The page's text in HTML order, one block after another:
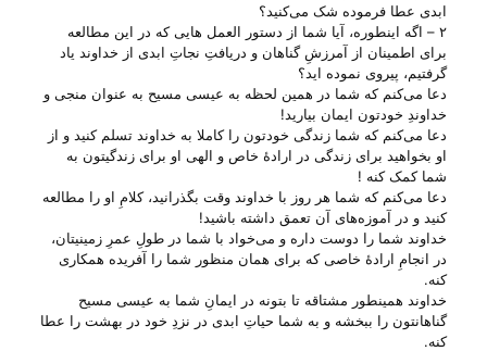
ابدی عطا فرموده شک می‌‌کنید؟
۲ – اگه اینطوره، آیا شما از دستور العمل هایی که در این مطالعه
برای اطمینان از آمرزشِ گناهان و دریافتِ نجاتِ ابدی از خداوند یاد
گرفتیم، پیروی نموده اید؟
دعا می‌‌کنم که شما در همین لحظه به عیسی مسیح به عنوان منجی و
خداوندِ خودتون ایمان بیارید!
دعا می‌‌کنم که شما زندگی خودتون را کاملا به خداوند تسلم کنید و از
او بخواهید برای زندگی در ارادهٔ خاص و الهی او برای زندگیتون به
شما کمک کنه !
دعا می‌‌کنم که شما هر روز با خداوند وقت بگذرانید، کلامِ او را مطالعه
کنید و در آموزه‌های آن تعمق داشته باشید!
خداوند شما را دوست داره و می‌‌خواد با شما در طولِ عمرِ زمینیتان،
در انجامِ ارادهٔ خاصی که برای همان منظور شما را آفریده همکاری
کنه.
خداوند همینطور مشتاقه تا بتونه در ایمانِ شما به عیسی مسیح
گناهانتون را ببخشه و به شما حیاتِ ابدی در نزدِ خود در بهشت را عطا
کنه.